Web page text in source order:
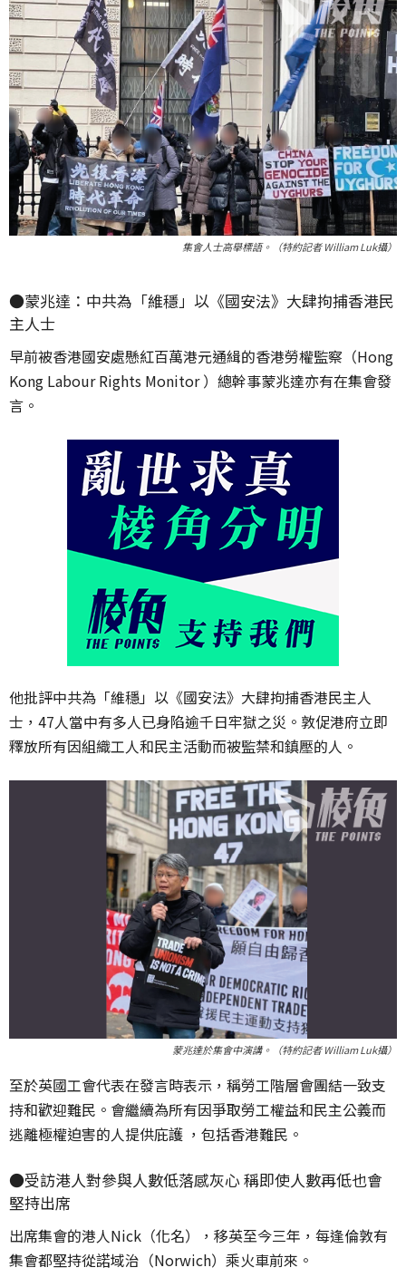
集會人士高舉標語。（特約記者 William Luk攝）
●蒙兆達：中共為「維穩」以《國安法》大肆拘捕香港民
主人士
早前被香港國安處懸紅百萬港元通緝的香港勞權監察（Hong
Kong Labour Rights Monitor ）總幹事蒙兆達亦有在集會發
言。
他批評中共為「維穩」以《國安法》大肆拘捕香港民主人
士，47人當中有多人已身陷逾千日牢獄之災。敦促港府立即
釋放所有因組織工人和民主活動而被監禁和鎮壓的人。
蒙兆達於集會中演講。（特約記者 William Luk攝）
至於英國工會代表在發言時表示，稱勞工階層會團結一致支
持和歡迎難民。會繼續為所有因爭取勞工權益和民主公義而
逃離極權迫害的人提供庇護 ，包括香港難民。
●受訪港人對參與人數低落感灰心 稱即使人數再低也會
堅持出席
出席集會的港人Nick（化名），移英至今三年，每逢倫敦有
集會都堅持從諾域治（Norwich）乘火車前來。